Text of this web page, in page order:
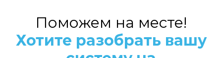
Поможем на месте!
Хотите разобрать вашу